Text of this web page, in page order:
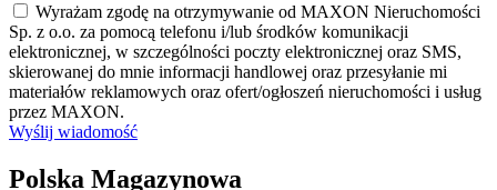
Wyrażam zgodę na otrzymywanie od MAXON Nieruchomości
Sp. z o.o. za pomocą telefonu i/lub środków komunikacji
elektronicznej, w szczególności poczty elektronicznej oraz SMS,
skierowanej do mnie informacji handlowej oraz przesyłanie mi
materiałów reklamowych oraz ofert/ogłoszeń nieruchomości i usług
przez MAXON.
Wyślij wiadomość
Polska Magazynowa